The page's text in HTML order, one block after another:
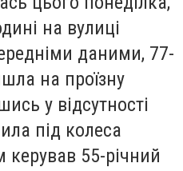
на вулиці
даними, 77-
на проїзну
у відсутності
під колеса
керував 55-річний